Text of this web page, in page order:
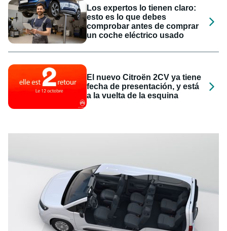
Los expertos lo tienen claro:
esto es lo que debes
comprobar antes de comprar
un coche eléctrico usado
El nuevo Citroën 2CV ya tiene
fecha de presentación, y está
a la vuelta de la esquina